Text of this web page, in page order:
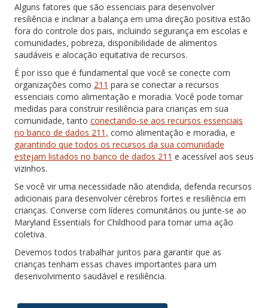
Alguns fatores que são essenciais para desenvolver
resiliência e inclinar a balança em uma direção positiva estão
fora do controle dos pais, incluindo segurança em escolas e
comunidades, pobreza, disponibilidade de alimentos
saudáveis e alocação equitativa de recursos.
É por isso que é fundamental que você se conecte com
organizações como 211 para se conectar a recursos
essenciais como alimentação e moradia. Você pode tomar
medidas para construir resiliência para crianças em sua
comunidade, tanto conectando-se aos recursos essenciais
no banco de dados 211, como alimentação e moradia, e
garantindo que todos os recursos da sua comunidade
estejam listados no banco de dados 211 e acessível aos seus
vizinhos.
Se você vir uma necessidade não atendida, defenda recursos
adicionais para desenvolver cérebros fortes e resiliência em
crianças. Converse com líderes comunitários ou junte-se ao
Maryland Essentials for Childhood para tomar uma ação
coletiva.
Devemos todos trabalhar juntos para garantir que as
crianças tenham essas chaves importantes para um
desenvolvimento saudável e resiliência.